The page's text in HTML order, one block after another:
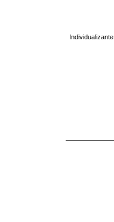
Individualizante